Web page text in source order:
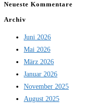
Neueste Kommentare
Archiv
Juni 2026
Mai 2026
März 2026
Januar 2026
November 2025
August 2025